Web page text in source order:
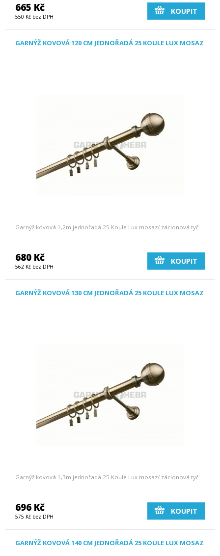
665 Kč
550 Kč bez DPH
KOUPIT
GARNÝŽ KOVOVÁ 120 CM JEDNOŘADÁ 25 KOULE LUX MOSAZ
Garnýž kovová 1,2m jednořadá 25 Koule Lux mosaz/ záclonová tyč
680 Kč
562 Kč bez DPH
KOUPIT
GARNÝŽ KOVOVÁ 130 CM JEDNOŘADÁ 25 KOULE LUX MOSAZ
Garnýž kovová 1,3m jednořadá 25 Koule Lux mosaz/ záclonová tyč
696 Kč
575 Kč bez DPH
KOUPIT
GARNÝŽ KOVOVÁ 140 CM JEDNOŘADÁ 25 KOULE LUX MOSAZ